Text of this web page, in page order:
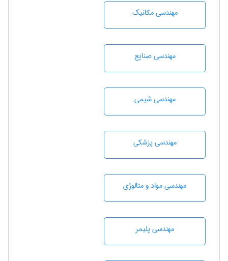
مهندسی مکانیک
مهندسی صنايع
مهندسي شيمی
مهندسی پزشکی
مهندسی مواد و متالوژی
مهندسی پليمر